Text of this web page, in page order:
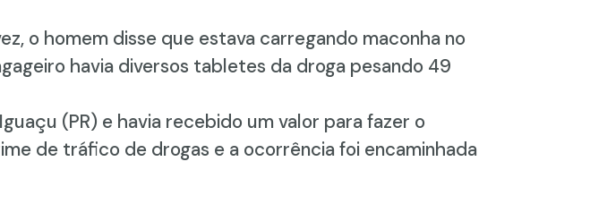
o homem disse que estava carregando maconha no
havia diversos tabletes da droga pesando 49
(PR) e havia recebido um valor para fazer o
de tráfico de drogas e a ocorrência foi encaminhada